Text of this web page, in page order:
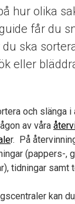
hur olika
får du
ska
eller
och slänga
av våra
r. På
(pappers-,
tidningar samt
kan